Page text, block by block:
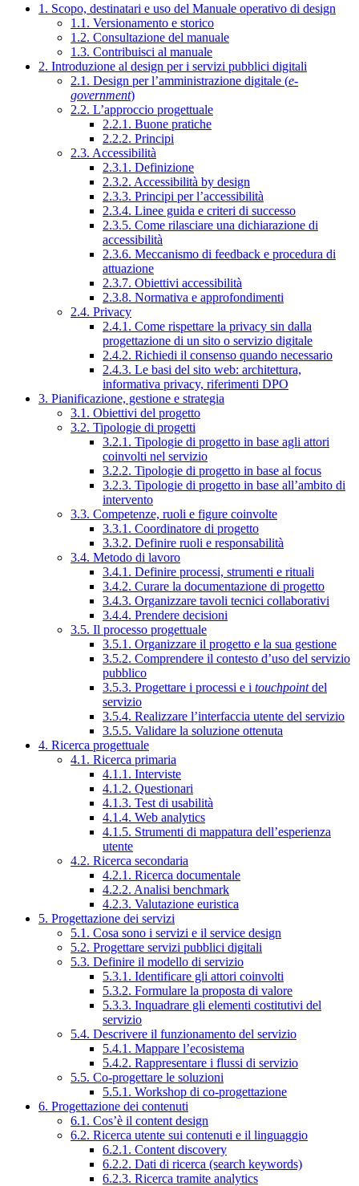
1. Scopo, destinatari e uso del Manuale operativo di design
1.1. Versionamento e storico
1.2. Consultazione del manuale
1.3. Contribuisci al manuale
2. Introduzione al design per i servizi pubblici digitali
2.1. Design per l’amministrazione digitale (e-
government)
2.2. L’approccio progettuale
2.2.1. Buone pratiche
2.2.2. Principi
2.3. Accessibilità
2.3.1. Definizione
2.3.2. Accessibilità by design
2.3.3. Principi per l’accessibilità
2.3.4. Linee guida e criteri di successo
2.3.5. Come rilasciare una dichiarazione di
accessibilità
2.3.6. Meccanismo di feedback e procedura di
attuazione
2.3.7. Obiettivi accessibilità
2.3.8. Normativa e approfondimenti
2.4. Privacy
2.4.1. Come rispettare la privacy sin dalla
progettazione di un sito o servizio digitale
2.4.2. Richiedi il consenso quando necessario
2.4.3. Le basi del sito web: architettura,
informativa privacy, riferimenti DPO
3. Pianificazione, gestione e strategia
3.1. Obiettivi del progetto
3.2. Tipologie di progetti
3.2.1. Tipologie di progetto in base agli attori
coinvolti nel servizio
3.2.2. Tipologie di progetto in base al focus
3.2.3. Tipologie di progetto in base all’ambito di
intervento
3.3. Competenze, ruoli e figure coinvolte
3.3.1. Coordinatore di progetto
3.3.2. Definire ruoli e responsabilità
3.4. Metodo di lavoro
3.4.1. Definire processi, strumenti e rituali
3.4.2. Curare la documentazione di progetto
3.4.3. Organizzare tavoli tecnici collaborativi
3.4.4. Prendere decisioni
3.5. Il processo progettuale
3.5.1. Organizzare il progetto e la sua gestione
3.5.2. Comprendere il contesto d’uso del servizio
pubblico
3.5.3. Progettare i processi e i touchpointdel
servizio
3.5.4. Realizzare l’interfaccia utente del servizio
3.5.5. Validare la soluzione ottenuta
4. Ricerca progettuale
4.1. Ricerca primaria
4.1.1. Interviste
4.1.2. Questionari
4.1.3. Test di usabilità
4.1.4. Web analytics
4.1.5. Strumenti di mappatura dell’esperienza
utente
4.2. Ricerca secondaria
4.2.1. Ricerca documentale
4.2.2. Analisi benchmark
4.2.3. Valutazione euristica
5. Progettazione dei servizi
5.1. Cosa sono i servizi e il service design
5.2. Progettare servizi pubblici digitali
5.3. Definire il modello di servizio
5.3.1. Identificare gli attori coinvolti
5.3.2. Formulare la proposta di valore
5.3.3. Inquadrare gli elementi costitutivi del
servizio
5.4. Descrivere il funzionamento del servizio
5.4.1. Mappare l’ecosistema
5.4.2. Rappresentare i flussi di servizio
5.5. Co-progettare le soluzioni
5.5.1. Workshop di co-progettazione
6. Progettazione dei contenuti
6.1. Cos’è il content design
6.2. Ricerca utente sui contenuti e il linguaggio
6.2.1. Content discovery
6.2.2. Dati di ricerca (search keywords)
6.2.3. Ricerca tramite analytics